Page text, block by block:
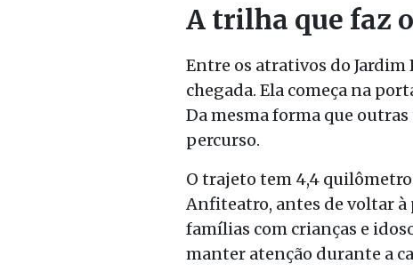
A trilha que faz
Entre os atrativos do Jardim
chegada. Ela começa na
Da mesma forma que
percurso.
O trajeto tem 4,4
Anfiteatro, antes de voltar à
famílias com crianças e
manter atenção durante a